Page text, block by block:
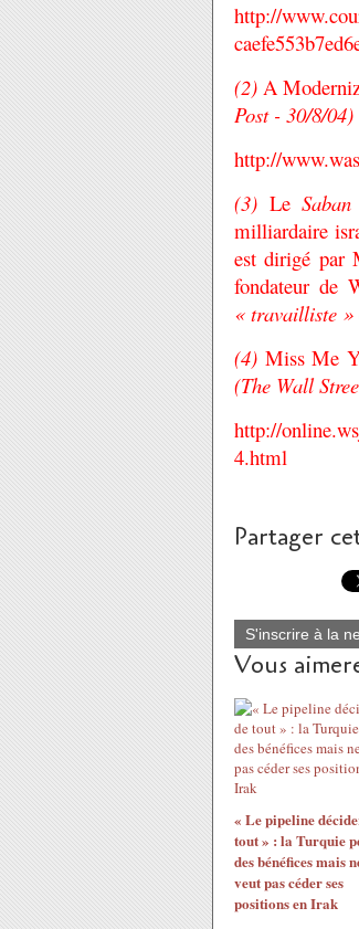
http://
(2) A
Post - 30/8/04)
http://
(3) Le
milliardaire
est dirigé par
fondateur de
« travailliste »
(4) Miss Me
(The Wall
http://
4.html
Partager
S'inscrire à la
Vous
« Le pipeline
tout » : la Turquie
des bénéfices mais
veut pas céder ses
positions en Irak